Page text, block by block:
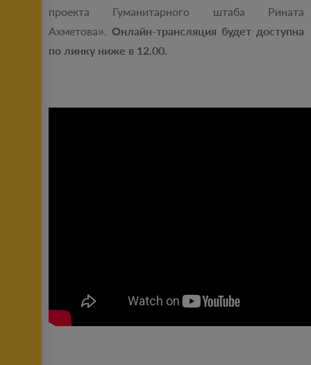
проекта Гуманитарного штаба Рината
Ахметова». Онлайн-трансляция будет доступна
по линку ниже в 12.00.